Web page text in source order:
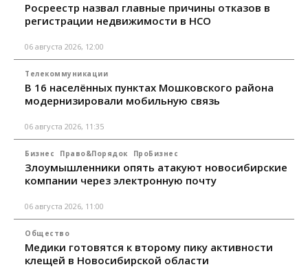
Росреестр назвал главные причины отказов в
регистрации недвижимости в НСО
06 августа 2026, 12:00
Телекоммуникации
В 16 населённых пунктах Мошковского района
модернизировали мобильную связь
06 августа 2026, 11:35
Бизнес Право&Порядок ПроБизнес
Злоумышленники опять атакуют новосибирские
компании через электронную почту
06 августа 2026, 11:00
Общество
Медики готовятся к второму пику активности
клещей в Новосибирской области